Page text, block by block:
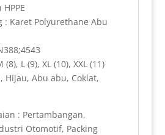
: Karet Polyurethane Abu
L (9), XL (10), XXL (11)
Hijau, Abu abu, Coklat,
: Pertambangan,
Otomotif, Packing